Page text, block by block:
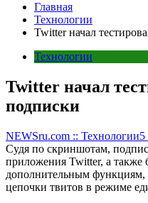
Главная
Технологии
Twitter начал
Технологии
Twitter начал
подписки
NEWSru.com :: Технологии5
Судя по скриншотам,
приложения Twitter, а также
дополнительным функциям,
цепочки твитов в режиме